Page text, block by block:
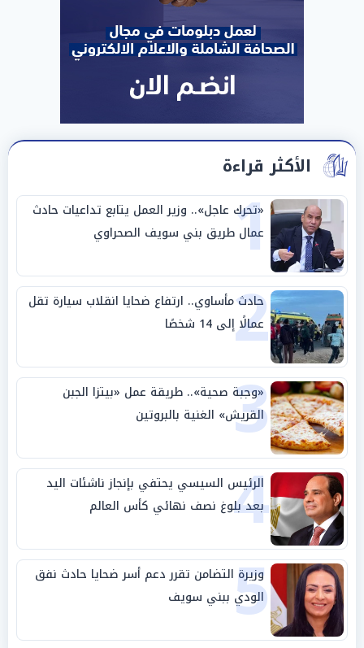
الأكثر قراءة
1
«تحرك عاجل».. وزير العمل يتابع تداعيات حادث
عمال طريق بني سويف الصحراوي
2
حادث مأساوي.. ارتفاع ضحايا انقلاب سيارة تقل
عمالًا إلى 14 شخصًا
3
«وجبة صحية».. طريقة عمل «بيتزا الجبن
القريش» الغنية بالبروتين
4
الرئيس السيسي يحتفي بإنجاز ناشئات اليد
بعد بلوغ نصف نهائي كأس العالم
5
وزيرة التضامن تقرر دعم أسر ضحايا حادث نفق
الودي ببني سويف